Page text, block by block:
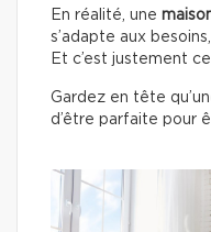
En réalité, une
s’adapte aux
Et c’est justement
Gardez en tête
d’être parfaite pour